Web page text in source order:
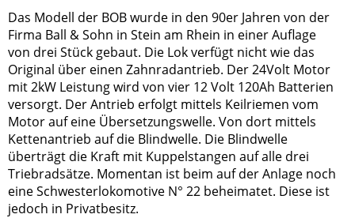
Das Modell der BOB wurde in den 90er Jahren von der
Firma Ball & Sohn in Stein am Rhein in einer Auflage
von drei Stück gebaut. Die Lok verfügt nicht wie das
Original über einen Zahnradantrieb. Der 24Volt Motor
mit 2kW Leistung wird von vier 12 Volt 120Ah Batterien
versorgt. Der Antrieb erfolgt mittels Keilriemen vom
Motor auf eine Übersetzungswelle. Von dort mittels
Kettenantrieb auf die Blindwelle. Die Blindwelle
überträgt die Kraft mit Kuppelstangen auf alle drei
Triebradsätze. Momentan ist beim auf der Anlage noch
eine Schwesterlokomotive N° 22 beheimatet. Diese ist
jedoch in Privatbesitz.